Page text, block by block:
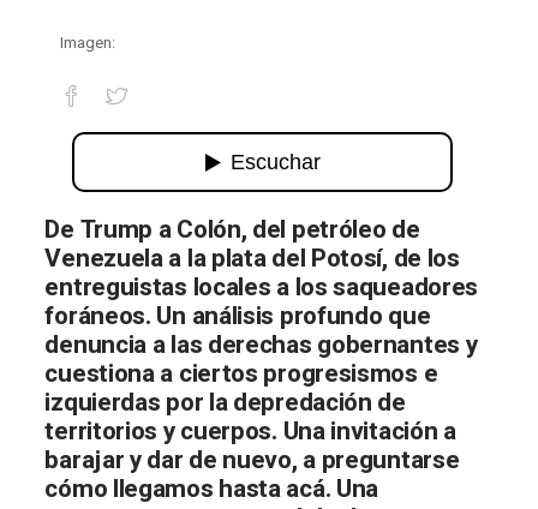
Imagen:
Imperialismo al desnudo: Venezuela
De Trump a Colón, del petróleo de
Venezuela a la plata del Potosí, de los
entreguistas locales a los saqueadores
foráneos. Un análisis profundo que
denuncia a las derechas gobernantes y
cuestiona a ciertos progresismos e
izquierdas por la depredación de
territorios y cuerpos. Una invitación a
barajar y dar de nuevo, a preguntarse
cómo llegamos hasta acá. Una